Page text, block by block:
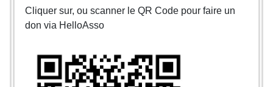
Cliquer sur, ou scanner le QR Code pour faire un
don via HelloAsso